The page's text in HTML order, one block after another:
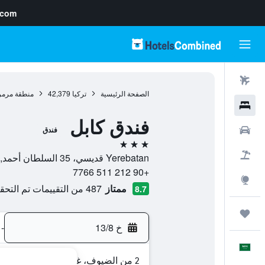
الصفحة الرئيسية تركيا 42,379 منطقة
فندق كابل فندق
3 نجوم
Yerebatan قديسي، 35 السلطان أحمد, 34400, اسطنبول, محافظة إسطنبول, تركيا
+90 212 511 7766
8.7 ممتاز 487 من التقييمات تم التحقق منها
خ 13/8 -
2 من الضيوف، غرفة واحدة